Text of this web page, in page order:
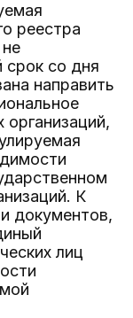
реестра
срок со дня
направить
К
документов,
лиц